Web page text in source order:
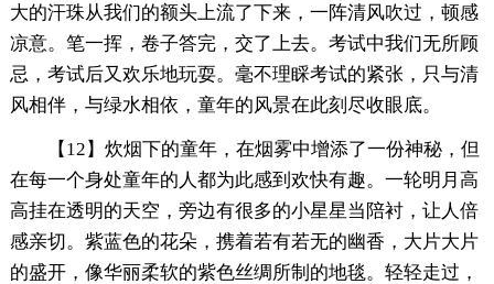
大的汗珠从我们的额头上流了下来，一阵清风吹过，顿感
凉意。笔一挥，卷子答完，交了上去。考试中我们无所顾
忌，考试后又欢乐地玩耍。毫不理睬考试的紧张，只与清
风相伴，与绿水相依，童年的风景在此刻尽收眼底。
【12】炊烟下的童年，在烟雾中增添了一份神秘，但
在每一个身处童年的人都为此感到欢快有趣。一轮明月高
高挂在透明的天空，旁边有很多的小星星当陪衬，让人倍
感亲切。紫蓝色的花朵，携着若有若无的幽香，大片大片
的盛开，像华丽柔软的紫色丝绸所制的地毯。轻轻走过，